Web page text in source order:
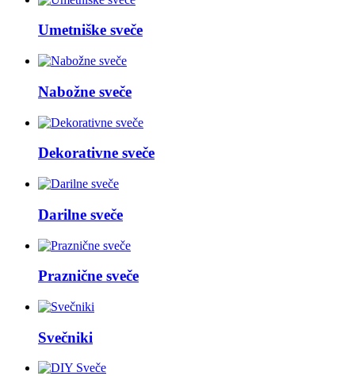
Umetniške sveče
Nabožne sveče
Dekorativne sveče
Darilne sveče
Praznične sveče
Svečniki